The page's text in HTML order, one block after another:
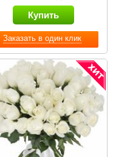
Заказать в один клик
Купить